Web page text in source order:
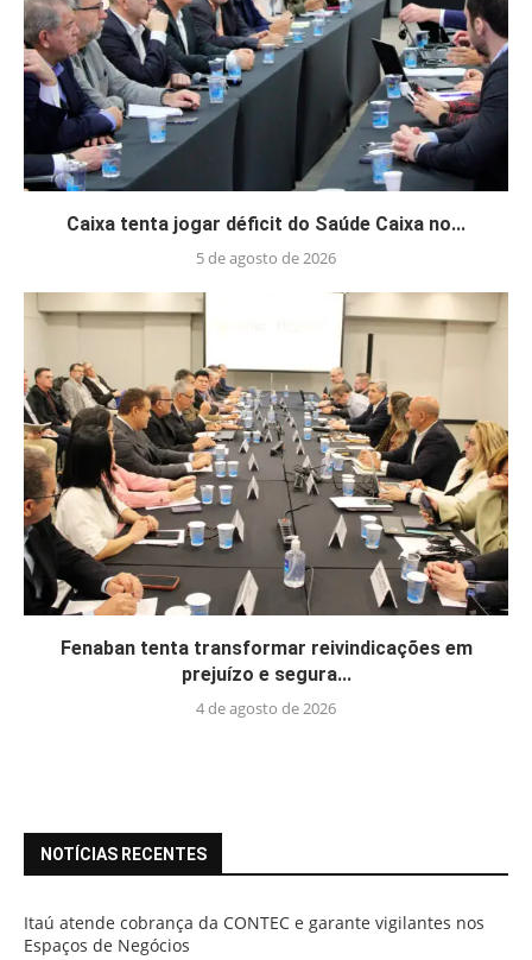
Caixa tenta jogar déficit do Saúde Caixa no...
5 de agosto de 2026
Fenaban tenta transformar reivindicações em
prejuízo e segura...
4 de agosto de 2026
NOTÍCIAS RECENTES
Itaú atende cobrança da CONTEC e garante vigilantes nos
Espaços de Negócios